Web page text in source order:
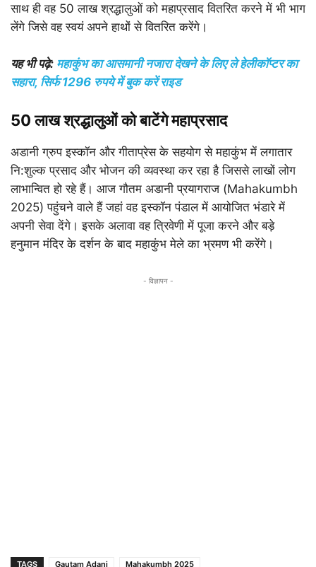
साथ ही वह 50 लाख श्रद्धालुओं को महाप्रसाद वितरित करने में भी भाग
लेंगे जिसे वह स्वयं अपने हाथों से वितरित करेंगे।
यह भी पढ़े: महाकुंभ का आसमानी नजारा देखने के लिए ले हेलीकॉप्टर का
सहारा, सिर्फ 1296 रुपये में बुक करें राइड
50 लाख श्रद्धालुओं को बाटेंगे महाप्रसाद
अडानी ग्रुप इस्कॉन और गीताप्रेस के सहयोग से महाकुंभ में लगातार
नि:शुल्क प्रसाद और भोजन की व्यवस्था कर रहा है जिससे लाखों लोग
लाभान्वित हो रहे हैं। आज गौतम अडानी प्रयागराज (Mahakumbh
2025) पहुंचने वाले हैं जहां वह इस्कॉन पंडाल में आयोजित भंडारे में
अपनी सेवा देंगे। इसके अलावा वह त्रिवेणी में पूजा करने और बड़े
हनुमान मंदिर के दर्शन के बाद महाकुंभ मेले का भ्रमण भी करेंगे।
- विज्ञापन -
TAGS Gautam Adani Mahakumbh 2025